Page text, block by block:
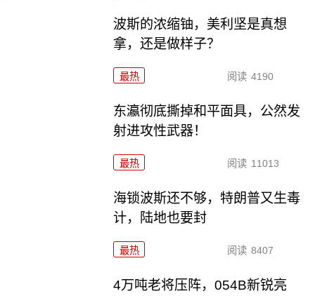
波斯的浓缩铀，美利坚是真想
拿，还是做样子？
最热 阅读 4190
东瀛彻底撕掉和平面具，公然发
射进攻性武器！
最热 阅读 11013
海锁波斯还不够，特朗普又生毒
计，陆地也要封
最热 阅读 8407
4万吨老将压阵，054B新锐亮